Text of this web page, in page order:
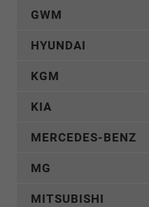
GWM
HYUNDAI
KGM
KIA
MERCEDES-BENZ
MG
MITSUBISHI